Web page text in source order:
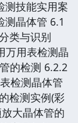
测技能实用案
测晶体管 6.1
类与识别
万用表检测晶
的检测 6.2.2
检测晶体管
检测实例(彩
大晶体管的